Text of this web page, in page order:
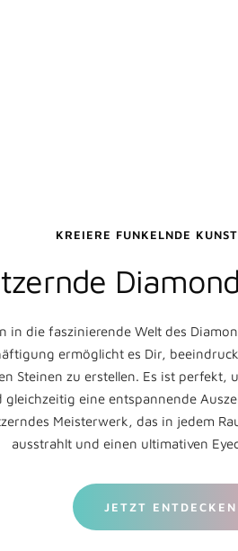
KREIERE FUNKELNDE
in die faszinierende Welt des
ermöglicht es Dir,
Steinen zu erstellen. Es ist perfekt,
gleichzeitig eine entspannende
Meisterwerk, das in jedem
ausstrahlt und einen ultimativen
JETZT ENTDECKEN